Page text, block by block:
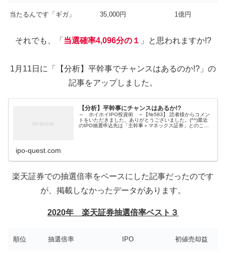
当たるんです「ギガ」 35,000円 1億円
それでも、「 当選確率4,096分の１ 」と思われますか!?
1月11日に「【分析】平幹事でチャンスはあるのか!?」の
記事をアップしました。
【分析】平幹事にチャンスはあるか!?
～ ホイホイIPO投資術 ～【№583】 読者様からコメン
トをいただきました。ありがとうございました。(^^)最近
のIPO抽選申込先は「主幹事＋マネックス証券」とのこ
ipo-quest.com
楽天証券での抽選倍率をベースにした記事だったのです
が、掲載しなかったデータがあります。
2020年 楽天証券抽選倍率ベスト３
順位 抽選倍率 IPO 初値売却益